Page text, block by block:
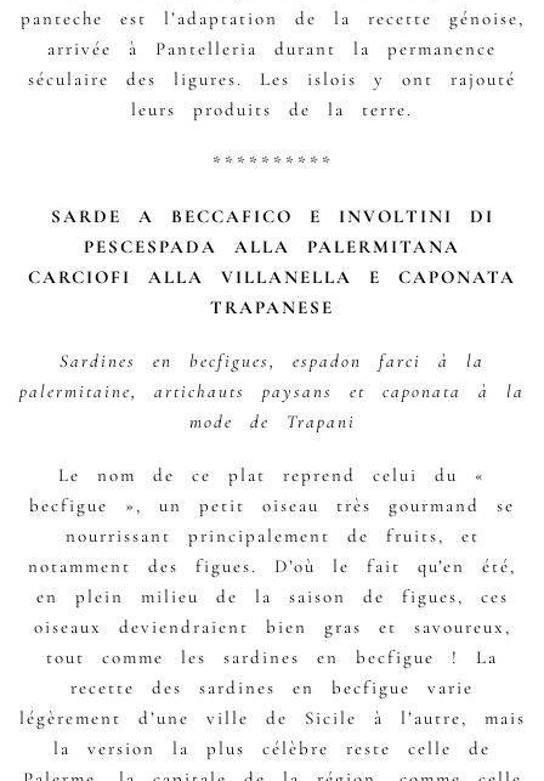
panteche est l’adaptation de la recette génoise,
arrivée à Pantelleria durant la permanence
séculaire des ligures. Les islois y ont rajouté
leurs produits de la terre.
**********
SARDE A BECCAFICO E INVOLTINI DI
PESCESPADA ALLA PALERMITANA
CARCIOFI ALLA VILLANELLA E CAPONATA
TRAPANESE
Sardines en becfigues, espadon farci à la
palermitaine, artichauts paysans et caponata à la
mode de Trapani
Le nom de ce plat reprend celui du «
becfigue », un petit oiseau très gourmand se
nourrissant principalement de fruits, et
notamment des figues. D’où le fait qu’en été,
en plein milieu de la saison de figues, ces
oiseaux deviendraient bien gras et savoureux,
tout comme les sardines en becfigue ! La
recette des sardines en becfigue varie
légèrement d’une ville de Sicile à l’autre, mais
la version la plus célèbre reste celle de